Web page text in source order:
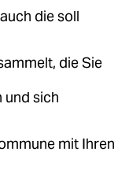
die soll
die Sie
und sich
mit Ihren